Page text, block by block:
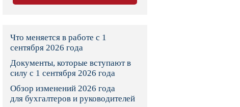
фонд России
юрисдикции
Что меняется в работе с 1
сентября 2026 года
Документы, которые вступают в
силу с 1 сентября 2026 года
Обзор изменений 2026 года
для бухгалтеров и руководителей